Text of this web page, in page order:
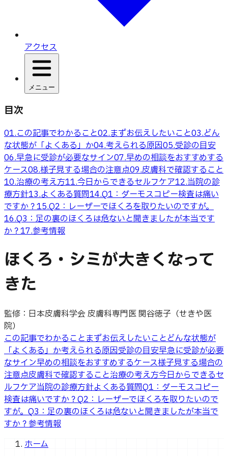
アクセス
メニュー
目次
01.この記事でわかること02.まずお伝えしたいこと03.どん
な状態が「よくある」か04.考えられる原因05.受診の目安
06.早急に受診が必要なサイン07.早めの相談をおすすめする
ケース08.様子見する場合の注意点09.皮膚科で確認すること
10.治療の考え方11.今日からできるセルフケア12.当院の診
療方針13.よくある質問14.Q1：ダーモスコピー検査は痛い
ですか？15.Q2：レーザーでほくろを取りたいのですが。
16.Q3：足の裏のほくろは危ないと聞きましたが本当です
か？17.参考情報
ほくろ・シミが大きくなって
きた
監修：日本皮膚科学会 皮膚科専門医 関谷徳子（せきや医
院）
この記事でわかることまずお伝えしたいことどんな状態が
「よくある」か考えられる原因受診の目安早急に受診が必要
なサイン早めの相談をおすすめするケース様子見する場合の
注意点皮膚科で確認すること治療の考え方今日からできるセ
ルフケア当院の診療方針よくある質問Q1：ダーモスコピー
検査は痛いですか？Q2：レーザーでほくろを取りたいので
すが。 Q3：足の裏のほくろは危ないと聞きましたが本当で
すか？参考情報
ホーム